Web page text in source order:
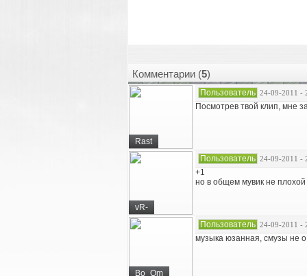
Комментарии (5)
Rast
Пользователь 24-09-2011 -
Посмотрев твой клип, мне
vR-
Пользователь 24-09-2011 -
+1
но в общем мувик не плохой
Bo_Om
Пользователь 24-09-2011 -
музыка юзанная, смузы не о